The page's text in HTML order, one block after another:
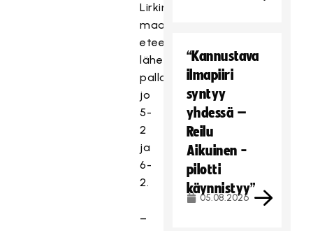
Lirkin
maalin
eteen
lähettämästä
pallosta
jo
5-
2
ja
6-
2.
–
“Kannustava
ilmapiiri
syntyy
yhdessä –
Reilu
Aikuinen -
pilotti
käynnistyy”
05.08.2026